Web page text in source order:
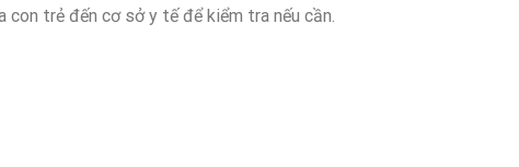
con trẻ đến cơ sở y tế để kiểm tra nếu cần.